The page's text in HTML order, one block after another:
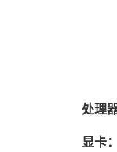
处理器
显卡：